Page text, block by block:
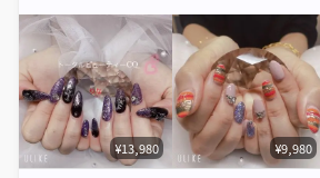
¥13,980 ¥9,980